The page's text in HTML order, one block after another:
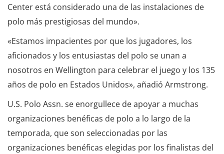
Center está considerado una de las instalaciones de
polo más prestigiosas del mundo».
«Estamos impacientes por que los jugadores, los
aficionados y los entusiastas del polo se unan a
nosotros en Wellington para celebrar el juego y los 135
años de polo en Estados Unidos», añadió Armstrong.
U.S. Polo Assn. se enorgullece de apoyar a muchas
organizaciones benéficas de polo a lo largo de la
temporada, que son seleccionadas por las
organizaciones benéficas elegidas por los finalistas del